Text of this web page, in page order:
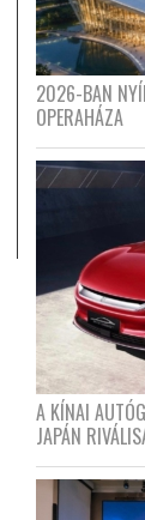
2026-BAN
OPERAHÁZA
A KÍNAI
JAPÁN